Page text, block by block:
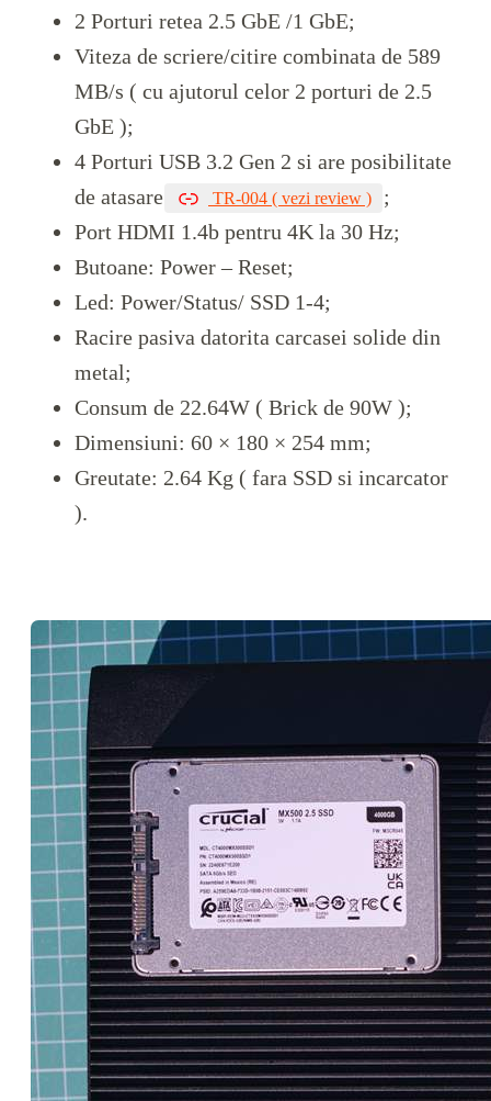
2 Porturi retea 2.5 GbE /1 GbE;
Viteza de scriere/citire combinata de 589
MB/s ( cu ajutorul celor 2 porturi de 2.5
GbE );
4 Porturi USB 3.2 Gen 2 si are posibilitate
de atasare
TR-004 ( vezi review )
;
Port HDMI 1.4b pentru 4K la 30 Hz;
Butoane: Power – Reset;
Led: Power/Status/ SSD 1-4;
Racire pasiva datorita carcasei solide din
metal;
Consum de 22.64W ( Brick de 90W );
Dimensiuni: 60 × 180 × 254 mm;
Greutate: 2.64 Kg ( fara SSD si incarcator
).